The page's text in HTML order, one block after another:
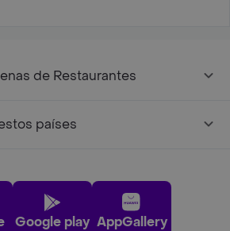
de Restaurantes
países
Google play AppGallery